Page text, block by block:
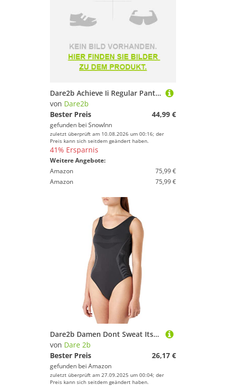
Dare2b Achieve Ii Regular Pants Schwarz M Mann
von Dare2b
Bester Preis
44,99 €
gefunden bei SnowInn
zuletzt überprüft am 10.08.2026 um 00:16; der
Preis kann sich seitdem geändert haben.
41% Ersparnis
Weitere Angebote:
Amazon
75,99 €
Amazon
75,99 €
Dare2b Damen Dont Sweat Itswim One Piece Swimsuit, Schwarz, M EU
von Dare 2b
Bester Preis
26,17 €
gefunden bei Amazon
zuletzt überprüft am 27.09.2025 um 00:04; der
Preis kann sich seitdem geändert haben.